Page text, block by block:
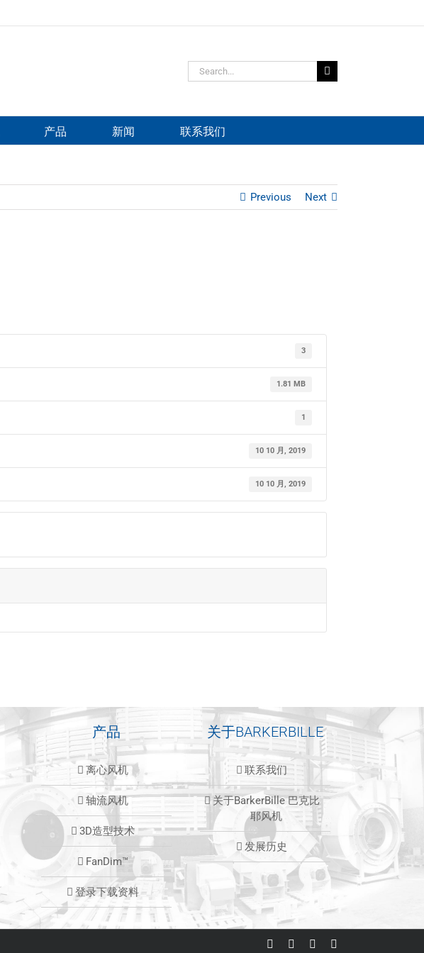
Search
for:
产品 新闻 联系我们
Previous Next
3
1.81 MB
1
10 10 月, 2019
10 10 月, 2019
产品
离心风机
轴流风机
3D造型技术
FanDim™
登录下载资料
关于BARKERBILLE
联系我们
关于BarkerBille 巴克比
耶风机
发展历史
LinkedInFacebookInstagram